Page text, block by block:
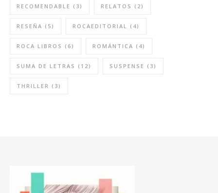
RECOMENDABLE (3) RELATOS (2)
RESEÑA (5) ROCAEDITORIAL (4)
ROCA LIBROS (6) ROMÁNTICA (4)
SUMA DE LETRAS (12) SUSPENSE (3)
THRILLER (3)